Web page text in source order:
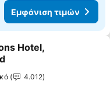
Εμφάνιση τιμών
στα αγαπημένα
Hotel,
4.012